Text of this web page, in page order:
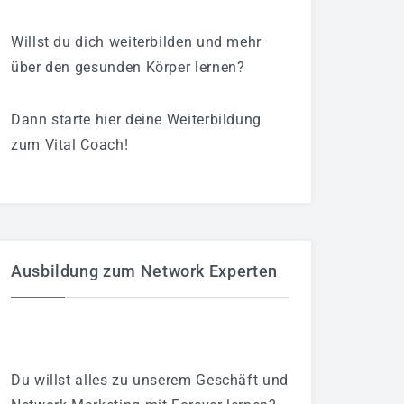
Willst du dich weiterbilden und mehr
über den gesunden Körper lernen?
Dann starte hier deine Weiterbildung
zum Vital Coach!
Ausbildung zum Network Experten
Du willst alles zu unserem Geschäft und